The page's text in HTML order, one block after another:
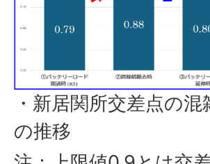
・新居関所交差点の混
の推移